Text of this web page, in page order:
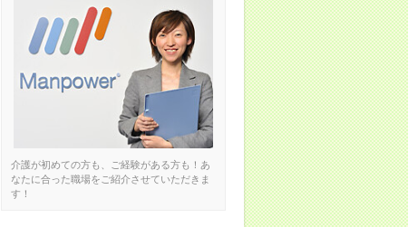
介護が初めての方も、ご経験がある方も！あ
なたに合った職場をご紹介させていただきま
す！